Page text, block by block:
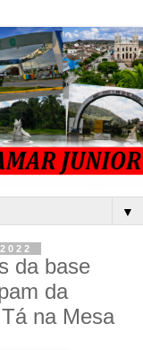
▼
da base
da
na Mesa